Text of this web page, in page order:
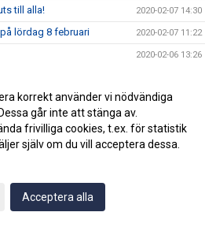
till alla! 2020-02-07 14:30
lördag 8 februari 2020-02-07 11:22
2020-02-06 13:26
2020-01-28 12:02
för livet?
2020-01-21 07:31
korrekt använder vi nödvändiga
går inte att stänga av.
frivilliga cookies, t.ex. för statistik
själv om du vill acceptera dessa.
Acceptera alla